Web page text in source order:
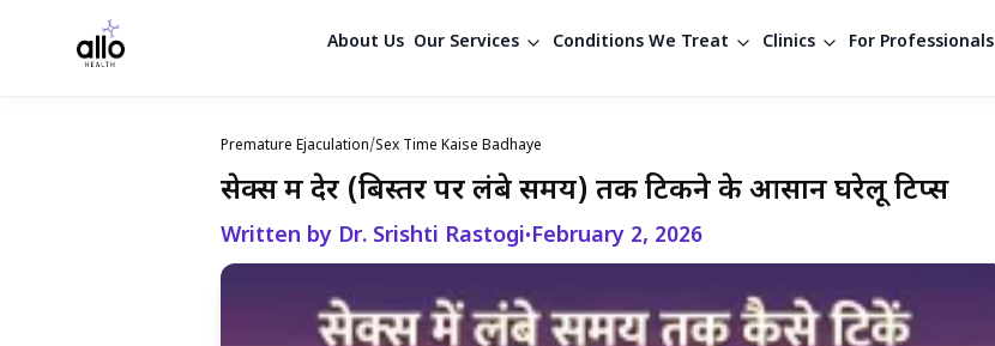
About Us Our Services Conditions We Treat Clinics For Professionals
Premature Ejaculation/Sex Time Kaise Badhaye
सेक्स में देर (बिस्तर पर लंबे समय) तक टिकने के आसान घरेलू टिप्स
Written by Dr. Srishti Rastogi•February 2, 2026